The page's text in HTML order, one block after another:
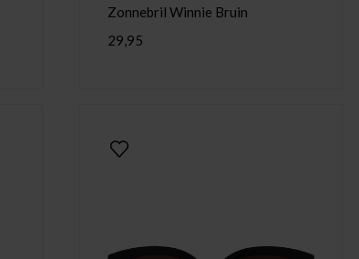
Zonnebril Winnie Bruin
29,95